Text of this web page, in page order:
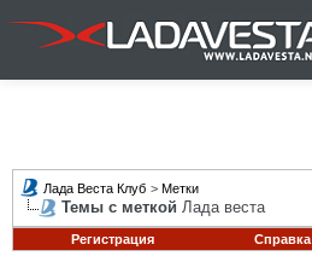
Лада Веста Клуб > Метки
Темы с меткой Лада веста
Регистрация Справка